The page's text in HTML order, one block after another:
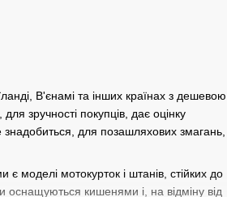
В'єнамі та інших країнах з дешевою
зручності покупців, дає оцінку
для позашляхових змагань,
мотокурток і штанів, стійких до
оснащуються кишенями і, на відміну від